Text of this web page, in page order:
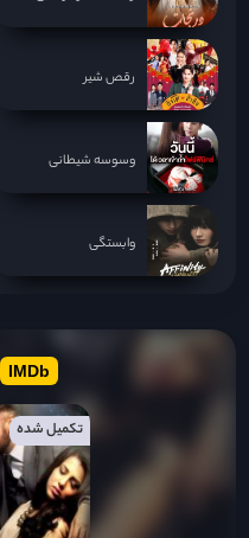
رقص شیر
وسوسه شیطانی
وابستگی
IMDb
تکمیل شده